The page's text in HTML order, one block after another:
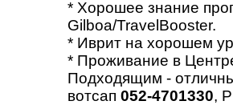
* Хорошее знание
Gilboa/TravelBooster.
* Иврит на хорошем
* Проживание в
Подходящим -
вотсап 052-4701330,